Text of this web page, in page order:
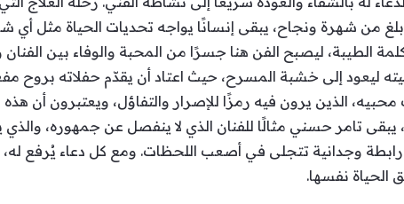
بلغ من شهرة ونجاح، يبقى إنسانًا يواجه تحديات الحياة مثل
الطيبة، ليصبح الفن هنا جسرًا من المحبة والوفاء بين
ليعود إلى خشبة المسرح، حيث اعتاد أن يقدّم حفلاته بروح
الذين يرون فيه رمزًا للإصرار والتفاؤل، ويعتبرون أن
يبقى تامر حسني مثالًا للفنان الذي لا ينفصل عن جمهوره،
وجدانية تتجلى في أصعب اللحظات. ومع كل دعاء يُرفع له،
نفسها.